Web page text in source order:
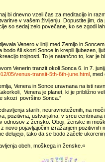
bi dnevno vzeli čas za meditacijo in
v vašem življenju. Dopustite jim,
so sedaj zelo povečane, ko se zgodi
Venero v liniji med Zemljo in
bodo šli skozi Sonce in krepili ljubezen,
trojnosti. To je natančno to, kar je
Venerin tranzit okoli Sonca 6. in 7.
05/venus-transit-5th-6th-june.html ,
Venera in Sonce uravnana na isti
Venera je planet, ki je približno
skozi površino Sonca.”
starih, neuravnoteženih, na
pozitivna, ustvarjalna, v srcu
z žensko. Oboji, ženske in
novo pojavljajočim izražanjem pozitivnih
tako da se bodo začele
obeh, moškega in ženske.«